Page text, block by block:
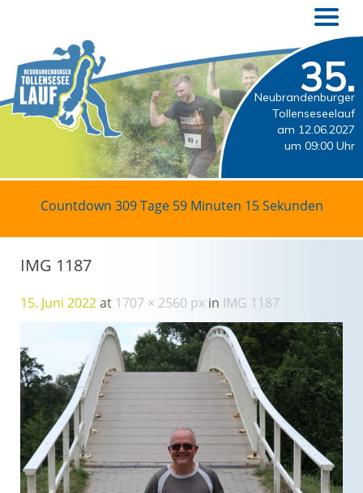
35.
Neubrandenburger
Tollenseseelauf
am 12.06.2027
um 09:00 Uhr
Countdown 309 Tage 59 Minuten 15 Sekunden
IMG 1187
15. Juni 2022at 1707 × 2560 px in IMG 1187